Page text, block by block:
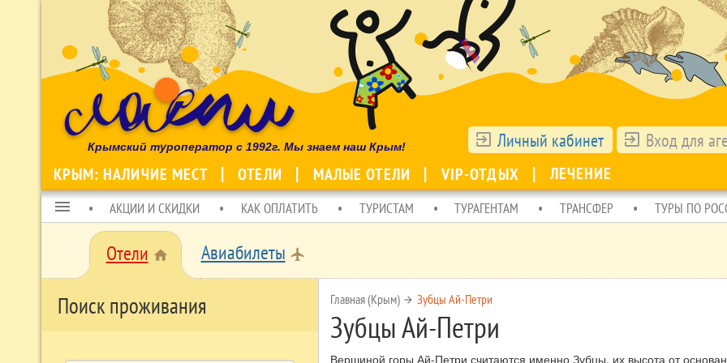
Крымский туроператор с 1992г. Мы знаем наш Крым! exit_to_app Личный кабинет exit_to_app Вход для
КРЫМ: НАЛИЧИЕ МЕСТ ОТЕЛИ МАЛЫЕ ОТЕЛИ VIP-ОТДЫХ ЛЕЧЕНИЕ
menu АКЦИИ И СКИДКИ КАК ОПЛАТИТЬ ТУРИСТАМ ТУРАГЕНТАМ ТРАНСФЕР ТУРЫ ПО
Отели home Авиабилеты local_airport
Поиск проживания Главная (Крым) arrow_forward Зубцы Ай-Петри
Зубцы Ай-Петри
Вершиной горы Ай-Петри считаются именно Зубцы, их высота от